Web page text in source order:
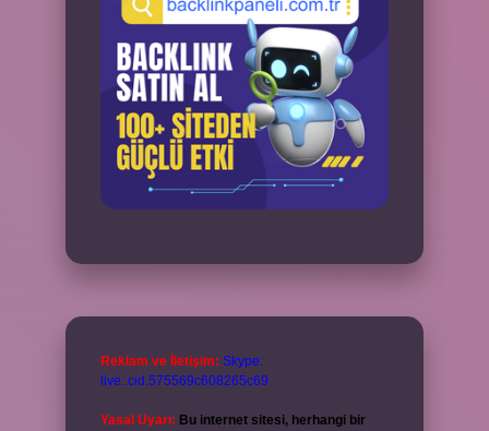
Reklam ve İletişim: Skype:
live:.cid.575569c608265c69
Yasal Uyarı: Bu internet sitesi, herhangi bir